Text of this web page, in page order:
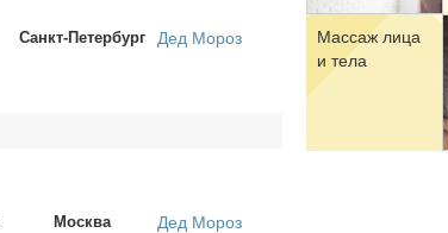
Мас­саж ли­ца
и те­ла
Санкт-Петербург Дед Мороз
Москва Дед Мороз